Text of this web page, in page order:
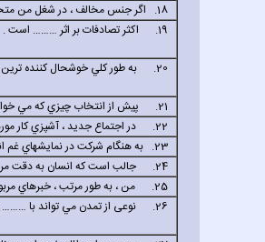
……… است .
………